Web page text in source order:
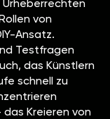
von
Ansatz.
Testfragen
das Künstlern
schnell zu
Kreieren von